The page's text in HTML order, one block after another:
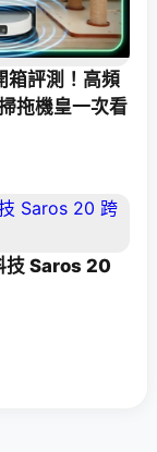
評測！高頻
拖機皇一次看
技 Saros 20